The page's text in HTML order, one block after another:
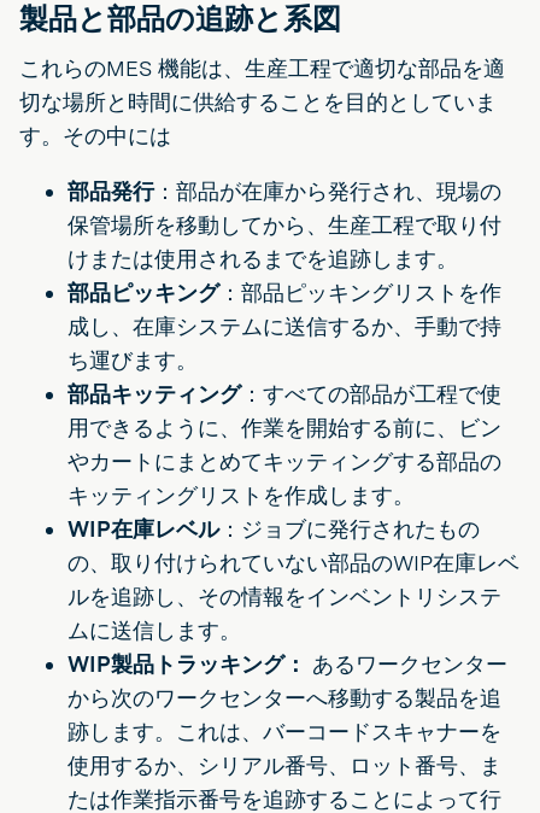
製品と部品の追跡と系図
これらのMES 機能は、生産工程で適切な部品を適
切な場所と時間に供給することを目的としていま
す。その中には
部品発行：部品が在庫から発行され、現場の
保管場所を移動してから、生産工程で取り付
けまたは使用されるまでを追跡します。
部品ピッキング：部品ピッキングリストを作
成し、在庫システムに送信するか、手動で持
ち運びます。
部品キッティング：すべての部品が工程で使
用できるように、作業を開始する前に、ビン
やカートにまとめてキッティングする部品の
キッティングリストを作成します。
WIP在庫レベル：ジョブに発行されたもの
の、取り付けられていない部品のWIP在庫レベ
ルを追跡し、その情報をインベントリシステ
ムに送信します。
WIP製品トラッキング： あるワークセンター
から次のワークセンターへ移動する製品を追
跡します。これは、バーコードスキャナーを
使用するか、シリアル番号、ロット番号、ま
たは作業指示番号を追跡することによって行